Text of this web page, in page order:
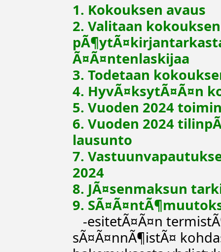
1. Kokouksen avaus
2. Valitaan
Ã¤Ã¤ntenlaskijaa
3. Todetaan
4. HyvÃ¤ksytÃ¤Ã¤n
5. Vuoden 2024
6. Vuoden 2024
lausunto
7.
2024
8. JÃ¤senmaksun
9.
-esitetÃ¤Ã¤n
sÃ¤Ã¤nnÃ¶istÃ¤